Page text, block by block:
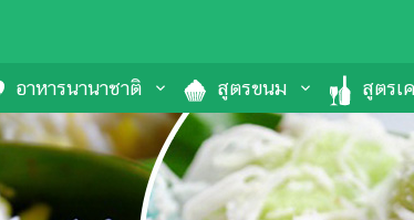
อาหารนานาชาติ สูตรขนม สูตรเ